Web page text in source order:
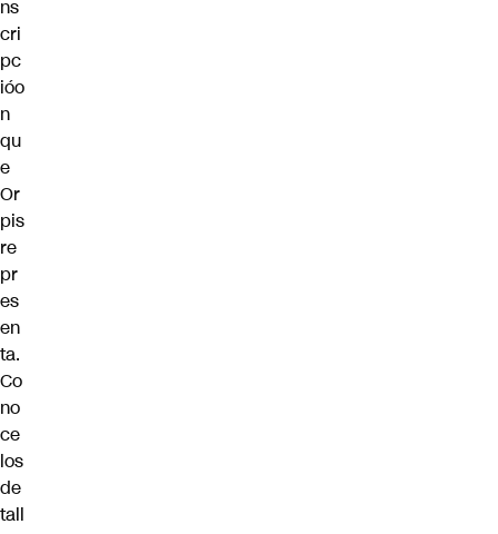
ns
cri
pc
ióo
n
qu
e
Or
pis
re
pr
es
en
ta.
Co
no
ce
los
de
tall